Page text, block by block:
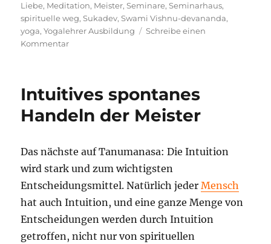
Liebe, Meditation, Meister,Seminare,Seminarhaus,
spirituelle weg,Sukadev,Swami Vishnu-devananda,
yoga,Yogalehrer Ausbildung
Schreibe einen
Kommentarzu
Intuitives spontanes
Handeln der Meister
Das nächste auf Tanumanasa: Die Intuition
wird stark und zum wichtigsten
Entscheidungsmittel. Natürlich jederMensch
hat auch Intuition, und eine ganze Menge von
Entscheidungen werden durch Intuition
getroffen, nicht nur von spirituellen